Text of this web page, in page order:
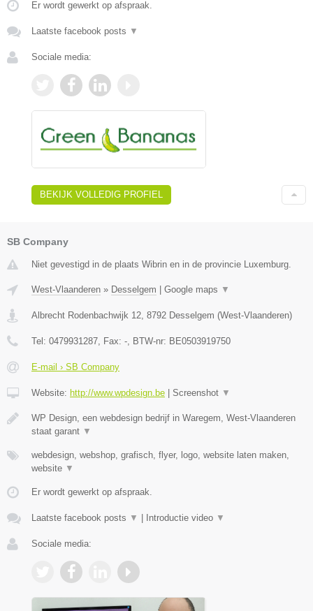
Er wordt gewerkt op afspraak.
Laatste facebook posts ▼
Sociale media:
BEKIJK VOLLEDIG PROFIEL
SB Company
Niet gevestigd in de plaats Wibrin en in de provincie Luxemburg.
West-Vlaanderen » Desselgem Google maps ▼
Albrecht Rodenbachwijk 12, 8792 Desselgem (West-Vlaanderen)
Tel: 0479931287, Fax: -, BTW-nr: BE0503919750
E-mail › SB Company
Website: http://www.wpdesign.be Screenshot ▼
WP Design, een webdesign bedrijf in Waregem, West-Vlaanderen
staat garant ▼
webdesign, webshop, grafisch, flyer, logo, website laten maken,
website ▼
Er wordt gewerkt op afspraak.
Laatste facebook posts ▼ Introductie video ▼
Sociale media: